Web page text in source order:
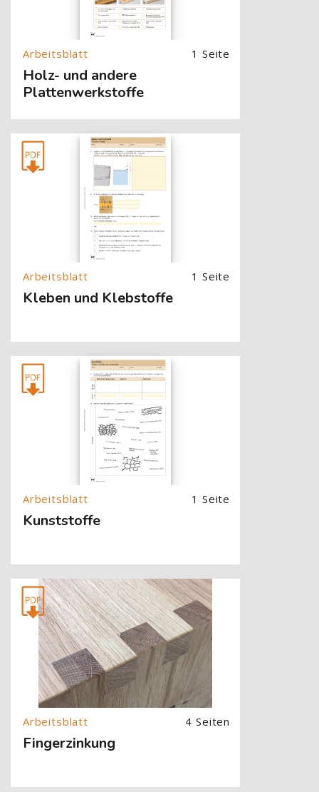
1 Seite
Holz- und andere
Plattenwerkstoffe
[Cocoon] About (Text with Image) überspringen
1 Seite
Kleben und Klebstoffe
[Cocoon] About (Text with Image) überspringen
1 Seite
Kunststoffe
[Cocoon] About (Text with Image) überspringen
4 Seiten
Fingerzinkung